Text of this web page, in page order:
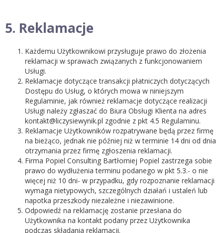
5. Reklamacje
Każdemu Użytkownikowi przysługuje prawo do złożenia
reklamacji w sprawach związanych z funkcjonowaniem
Usługi.
Reklamacje dotyczące transakcji płatniczych dotyczących
Dostępu do Usług, o których mowa w niniejszym
Regulaminie, jak również reklamacje dotyczące realizacji
Usługi należy zgłaszać do Biura Obsługi Klienta na adres
kontakt@liczysiewynik.pl zgodnie z pkt 4.5 Regulaminu.
Reklamacje Użytkowników rozpatrywane będą przez firmę
na bieżąco, jednak nie później niż w terminie 14 dni od dnia
otrzymania przez firmę zgłoszenia reklamacji.
Firma Popiel Consulting Bartłomiej Popiel zastrzega sobie
prawo do wydłużenia terminu podanego w pkt 5.3.- o nie
więcej niż 10 dni- w przypadku, gdy rozpoznanie reklamacji
wymaga nietypowych, szczególnych działań i ustaleń lub
napotka przeszkody niezależne i niezawinione.
Odpowiedź na reklamację zostanie przesłana do
Użytkownika na kontakt podany przez Użytkownika
podczas składania reklamacji.